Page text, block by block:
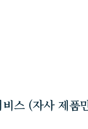
스 (자사 제품